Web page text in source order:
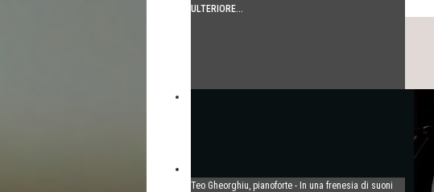
ULTERIORE...
Teo Gheorghiu, pianoforte - In una frenesia di suoni